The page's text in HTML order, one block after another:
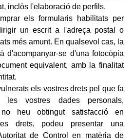
inclòs l'elaboració de perfils.
els formularis habilitats per
un escrit a l'adreça postal o
més amunt. En qualsevol cas, la
d'acompanyar-se d'una fotocòpia
equivalent, amb la finalitat
els vostres drets pel que fa
vostres dades personals,
heu obtingut satisfacció en
drets, podeu presentar una
de Control en matèria de